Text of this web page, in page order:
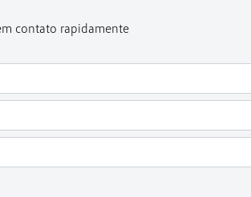
contato rapidamente